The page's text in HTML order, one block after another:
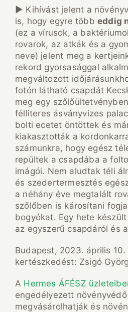
► Kihívást jelent a
is, hogy egyre több eddig
(ez a vírusok, a
rovarok, az atkák és a
neve) jelent meg a
rekord gyorsasággal
megváltozott
fotón látható csapdát
meg egy
félliteres ásványvizes
bolti ecetet öntöttek és
kiakasztották a
számunkra, hogy egész
repültek a csapdába a
imágói. Nem aludtak téli
és szedertermesztés
a néhány éve megtalált
szőlőben is károsítani
bogyókat. Egy hete
az egyszerű csapdáról és
Budapest, 2023. április
kertészkedést: Zsigó
A Hermes ÁFÉSZ
engedélyezett
megvásárolhatják és